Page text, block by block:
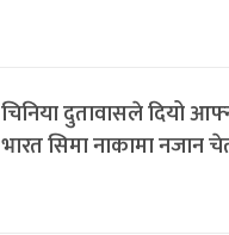
चिनिया दुतावासले दियो
भारत सिमा नाकामा नजान